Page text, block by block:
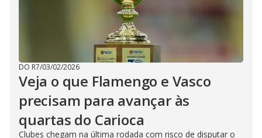
DO R7/03/02/2026
Veja o que Flamengo e Vasco
precisam para avançar às
quartas do Carioca
Clubes chegam na última rodada com risco de disputar o